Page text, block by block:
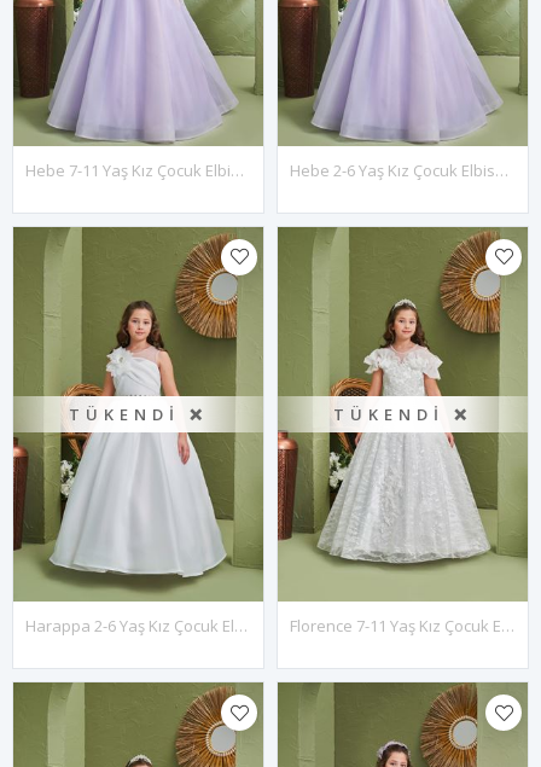
Hebe 7-11 Yaş Kız Çocuk Elbise 30187 Lila Hebe 2-6 Yaş Kız Çocuk Elbise 20187 Lila
TÜKENDI ❌
Harappa 2-6 Yaş Kız Çocuk Elbise 20185 Kırık Beyaz
TÜKENDI ❌
Florence 7-11 Yaş Kız Çocuk Elbise 30181 Kırık Beyaz